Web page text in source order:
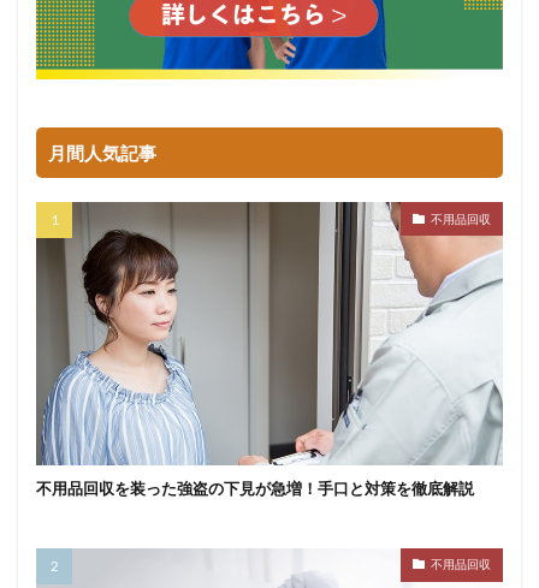
月間人気記事
不用品回収
不用品回収を装った強盗の下見が急増！手口と対策を徹底解説
不用品回収